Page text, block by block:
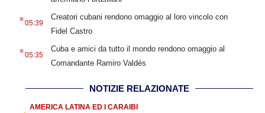
.05:39
Creatori cubani rendono omaggio al loro vincolo con
Fidel Castro
.05:35
Cuba e amici da tutto il mondo rendono omaggio al
Comandante Ramiro Valdés
NOTIZIE RELAZIONATE
AMERICA LATINA ED I CARAIBI